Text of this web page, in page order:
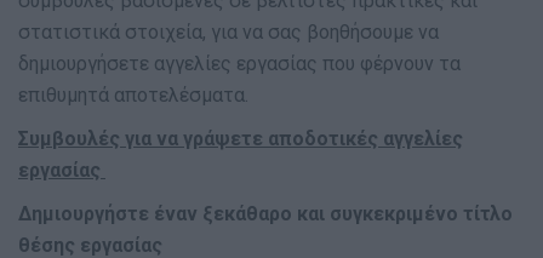
στατιστικά στοιχεία, για να σας βοηθήσουμε να
δημιουργήσετε αγγελίες εργασίας που φέρνουν τα
επιθυμητά αποτελέσματα.
Συμβουλές για να γράψετε αποδοτικές αγγελίες
εργασίας
Δημιουργήστε έναν ξεκάθαρο και συγκεκριμένο τίτλο
θέσης εργασίας